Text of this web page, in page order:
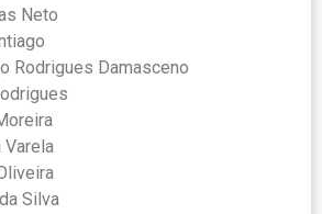
Neto
Rodrigues Damasceno
Varela
Silva